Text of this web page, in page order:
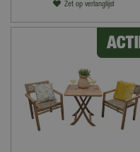
Zet op verlanglijst